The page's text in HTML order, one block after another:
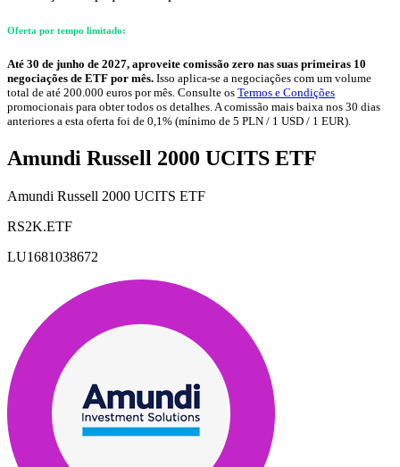
Oferta por tempo limitado:
Até 30 de junho de 2027, aproveite comissão zero nas suas primeiras 10
negociações de ETF por mês. Isso aplica-se a negociações com um volume
total de até 200.000 euros por mês. Consulte os Termos e Condições
promocionais para obter todos os detalhes. A comissão mais baixa nos 30 dias
anteriores a esta oferta foi de 0,1% (mínimo de 5 PLN / 1 USD / 1 EUR).
Amundi Russell 2000 UCITS ETF
Amundi Russell 2000 UCITS ETF
RS2K.ETF
LU1681038672